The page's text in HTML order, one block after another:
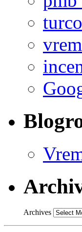
Archives